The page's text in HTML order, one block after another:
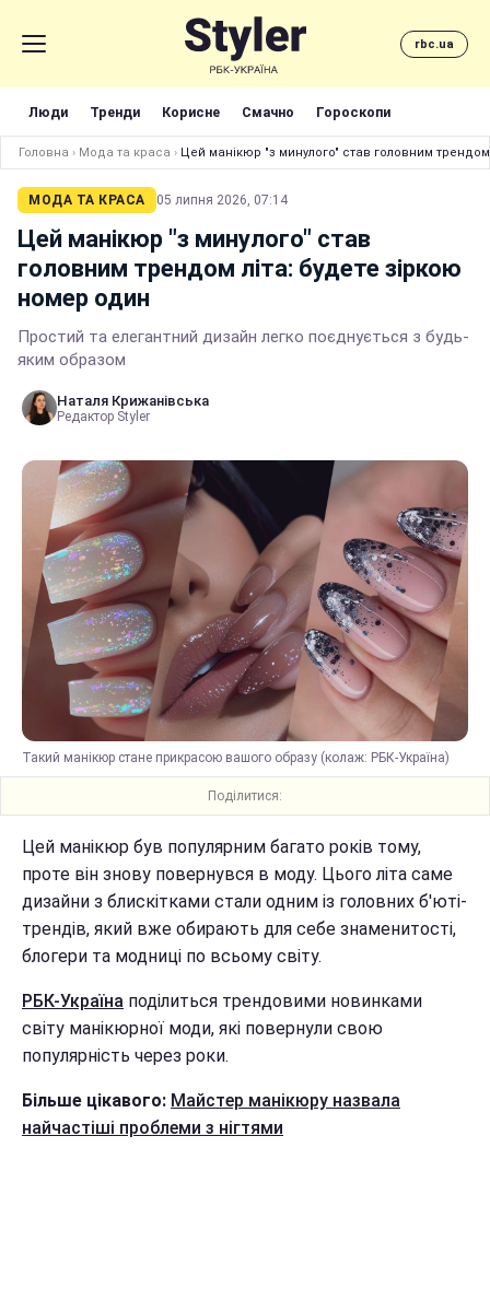
rbc.ua
Люди Тренди Корисне Смачно Гороскопи
Головна › Мода та краса › Цей манікюр "з минулого" став головним
МОДА ТА КРАСА 05 липня 2026, 07:14
Цей манікюр "з минулого" став
головним трендом літа: будете зіркою
номер один
Простий та елегантний дизайн легко поєднується з будь-
яким образом
Наталя Крижанівська
Редактор Styler
Такий манікюр стане прикрасою вашого образу (колаж: РБК-Україна)
Поділитися:
Цей манікюр був популярним багато років тому,
проте він знову повернувся в моду. Цього літа саме
дизайни з блискітками стали одним із головних б'юті-
трендів, який вже обирають для себе знаменитості,
блогери та модниці по всьому світу.
РБК-Україна поділиться трендовими новинками
світу манікюрної моди, які повернули свою
популярність через роки.
Більше цікавого: Майстер манікюру назвала
найчастіші проблеми з нігтями